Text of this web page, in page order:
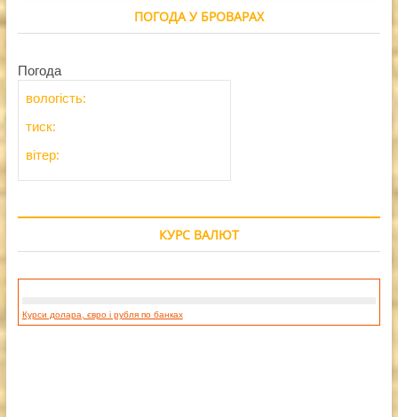
ПОГОДА У БРОВАРАХ
Погода
вологість:
тиск:
вітер:
КУРС ВАЛЮТ
Курси долара, євро і рубля по банках